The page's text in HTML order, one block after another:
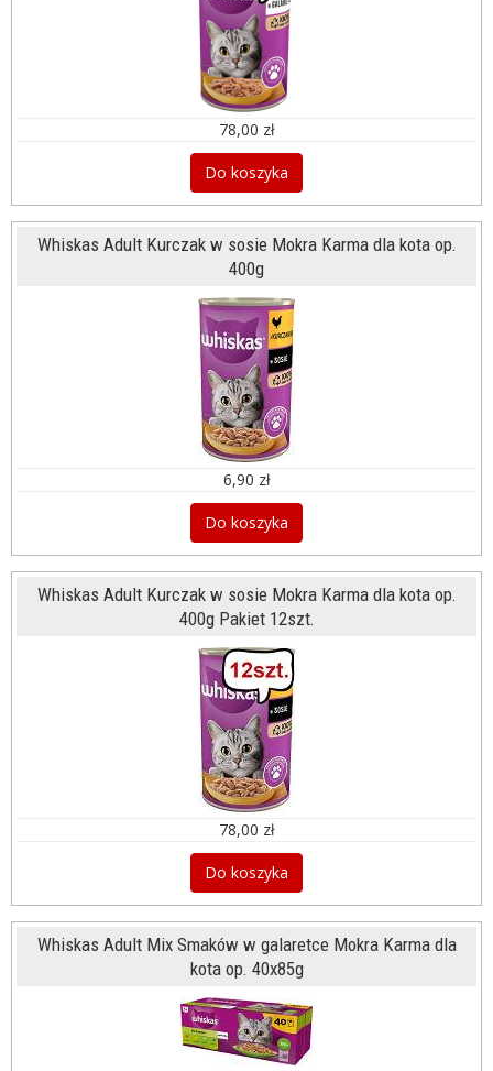
78,00 zł
Do koszyka
Whiskas Adult Kurczak w sosie Mokra Karma dla kota op.
400g
6,90 zł
Do koszyka
Whiskas Adult Kurczak w sosie Mokra Karma dla kota op.
400g Pakiet 12szt.
78,00 zł
Do koszyka
Whiskas Adult Mix Smaków w galaretce Mokra Karma dla
kota op. 40x85g